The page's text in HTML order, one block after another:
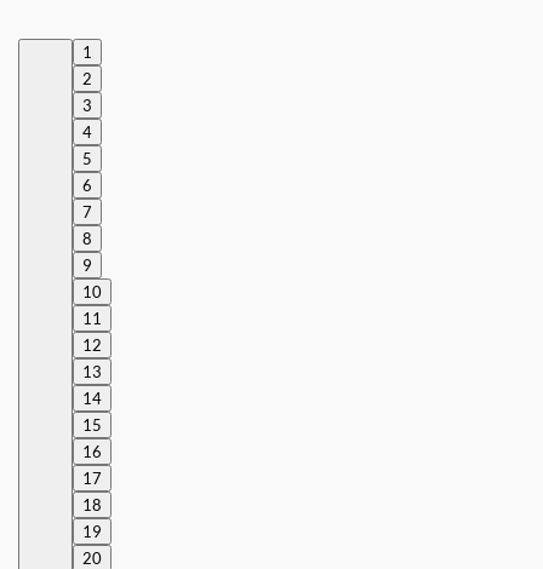
1
2
3
4
5
6
7
8
9
10
11
12
13
14
15
16
17
18
19
20